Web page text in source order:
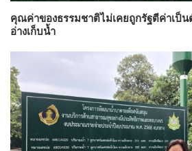
คุณค่าของธรรมชาติไม่เคยถูกรัฐตีค่าเป็น
อ่างเก็บน้ำ